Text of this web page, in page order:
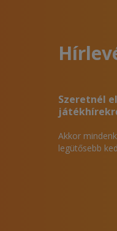
Szeretnél
Akkor
legütősebb